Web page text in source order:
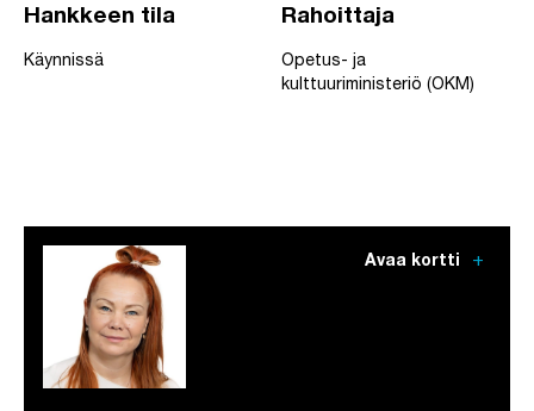
Hankkeen tila
Käynnissä
Rahoittaja
Opetus- ja
kulttuuriministeriö (OKM)
Avaa kortti add